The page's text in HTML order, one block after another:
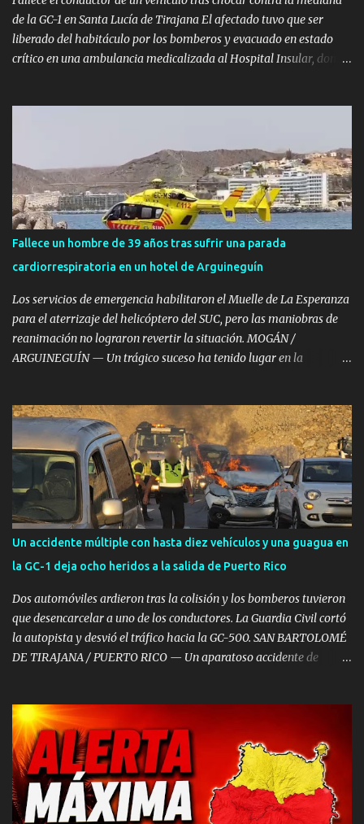
quedaron suspendidos de sus arneses de seg...
de la GC-1 en Santa Lucía de Tirajana El afectado tuvo que ser
liberado del habitáculo por los bomberos y evacuado en estado
crítico en una ambulancia medicalizada al Hospital Insular, donde
al salirse de la calzada e impactar violentamente contra la
mediana. El trágico siniestro se registró a las 16:27 horas ,
momento en el que el Centro Coordinador de Emergencias y
Seguridad (CECOES) 112 del Gobierno de Canarias comenzó a
recibir llamadas de alerta informando sobre la colisión de un
turismo en la citada vía rápida. Excarcelación por parte de los
Bomberos Hasta el lugar del accidente se desplazaron con
celeridad efectivos del Consorcio de Emergencias de Gran
Canaria...
Fallece un hombre de 39 años tras sufrir una parada
cardiorrespiratoria en un hotel de Arguineguín
Los servicios de emergencia habilitaron el Muelle de La Esperanza
para el aterrizaje del helicóptero del SUC, pero las maniobras de
reanimación no lograron revertir la situación. MOGÁN /
ARGUINEGUÍN — Un trágico suceso ha tenido lugar en la
sufrir una parada cardiorrespiratoria en el Hotel Dorado Beach. A
pesar de la rápida intervención y del amplio despliegue de
recursos de emergencias desplazados hasta el establecimiento
hotelero, las intensas maniobras de reanimación cardiopulmonar
practicadas no lograron revertir el cuadro, confirmándose
finalmente su fallecimiento. Operativo aéreo en el Muelle de La
Esperanza Ante la gravedad del incidente, la sala operativa del
Centro Coordinador de Emergencias y Seguridad (CECOES) 112
movilizó de inmediato un dispositivo de máxima urgencia que
incluyó el helicóptero medicalizado del Servicio de Urgencias
Canario (SUC) junto a...
Un accidente múltiple con hasta diez vehículos y una guagua en
la GC-1 deja ocho heridos a la salida de Puerto Rico
Dos automóviles ardieron tras la colisión y los bomberos tuvieron
que desencarcelar a uno de los conductores. La Guardia Civil cortó
la autopista y desvió el tráfico hacia la GC-500. SAN BARTOLOMÉ
DE TIRAJANA / PUERTO RICO — Un aparatoso accidente de
amplio despliegue de emergencias en el sur de Gran Canaria. El
choque en cadena, en el que se vieron implicados entre ocho y diez
vehículos —entre ellos una guagua—, se saldó con ocho personas
heridas de diversa consideración , dos turismos calcinados y la
autopista GC-1 temporalmente cortada. El incidente tuvo lugar
sobre las 07:50 horas a la altura del punto kilométrico 53 de la